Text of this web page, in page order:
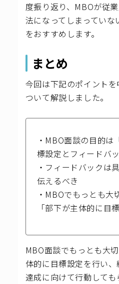
度振り返り、MBOが従
法になってしまってい
をおすすめします。
まとめ
今回は下記のポイント
ついて解説しました。
・MBO面談の目的は
標設定とフィードバッ
・フィードバックは
伝えるべき
・MBOでもっとも大
「部下が主体的に目
MBO面談でもっとも大
体的に目標設定を行い
達成に向けて行動して